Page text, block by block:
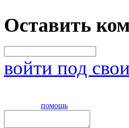
Оставить
войти под
помощь